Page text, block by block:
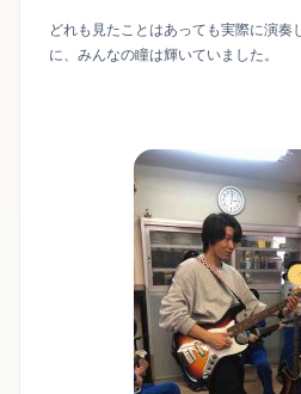
どれも見たことはあっても実際に演
に、みんなの瞳は輝いていました。